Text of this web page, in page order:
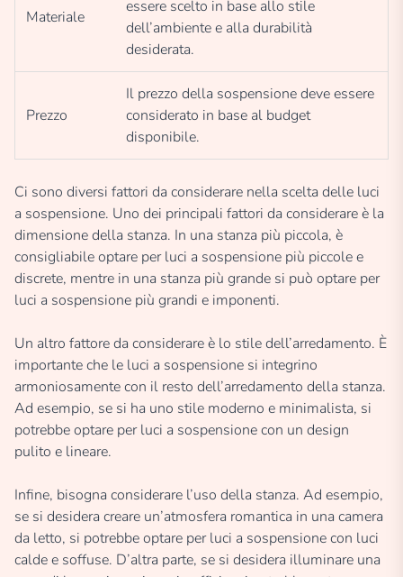
Materiale
essere scelto in base allo stile
dell’ambiente e alla durabilità
desiderata.
Prezzo
Il prezzo della sospensione deve essere
considerato in base al budget
disponibile.
Ci sono diversi fattori da considerare nella scelta delle luci
a sospensione. Uno dei principali fattori da considerare è la
dimensione della stanza. In una stanza più piccola, è
consigliabile optare per luci a sospensione più piccole e
discrete, mentre in una stanza più grande si può optare per
luci a sospensione più grandi e imponenti.
Un altro fattore da considerare è lo stile dell’arredamento. È
importante che le luci a sospensione si integrino
armoniosamente con il resto dell’arredamento della stanza.
Ad esempio, se si ha uno stile moderno e minimalista, si
potrebbe optare per luci a sospensione con un design
pulito e lineare.
Infine, bisogna considerare l’uso della stanza. Ad esempio,
se si desidera creare un’atmosfera romantica in una camera
da letto, si potrebbe optare per luci a sospensione con luci
calde e soffuse. D’altra parte, se si desidera illuminare una